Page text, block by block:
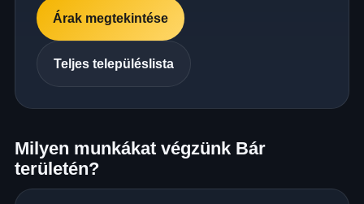
Árak megtekintése
Teljes településlista
Milyen munkákat végzünk Bár
területén?